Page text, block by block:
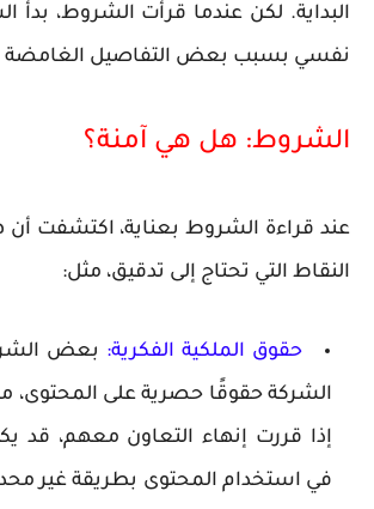
البداية. لكن عندما قرأت الشروط، بدأ
نفسي بسبب بعض التفاصيل الغامضة
الشروط: هل هي آمنة؟
عند قراءة الشروط بعناية، اكتشفت أن
النقاط التي تحتاج إلى تدقيق، مثل:
حقوق الملكية الفكرية: بعض
الشركة حقوقًا حصرية على المحتوى،
إذا قررت إنهاء التعاون معهم، قد
في استخدام المحتوى بطريقة غير